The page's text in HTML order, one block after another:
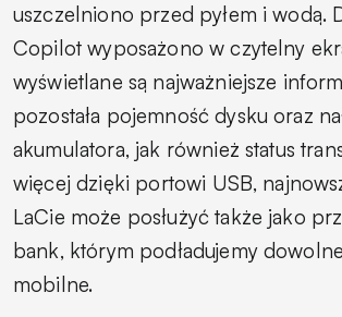
uszczelniono przed pyłem i wodą.
Copilot wyposażono w czytelny
wyświetlane są najważniejsze
pozostała pojemność dysku oraz
akumulatora, jak również status
więcej dzięki portowi USB,
LaCie może posłużyć także jako
bank, którym podładujemy
mobilne.